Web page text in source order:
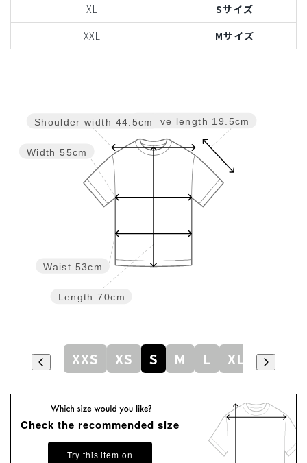
XL
Sサイズ
XXL
Mサイズ
Sleeve length 19.5cm
Length 70cm
Waist 53cm
Width 55cm
Shoulder width 44.5cm
XXS XS S M L XL
Check the recommended size
Try this item on